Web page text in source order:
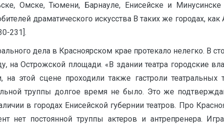
Омске, Тюмени, Барнауле, Енисейске и
драматического искусства В таких же городах,
231].
дела в Красноярском крае протекало нелегко. В
на Острожской площади. «В здании театра городские
на этой сцене проходили также гастроли
труппы долгое время не было. Это же
в городах Енисейской губернии театров. Про
нет постоянной труппы актеров и антрепренера.